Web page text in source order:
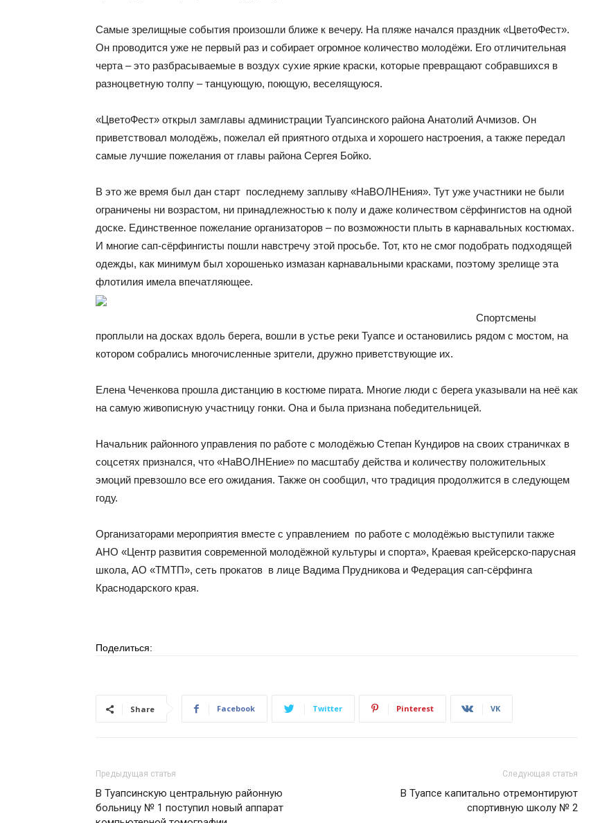
Самые зрелищные события произошли ближе к вечеру. На пляже начался праздник «ЦветоФест».
Он проводится уже не первый раз и собирает огромное количество молодёжи. Его отличительная
черта – это разбрасываемые в воздух сухие яркие краски, которые превращают собравшихся в
разноцветную толпу – танцующую, поющую, веселящуюся.
«ЦветоФест» открыл замглавы администрации Туапсинского района Анатолий Ачмизов. Он
приветствовал молодёжь, пожелал ей приятного отдыха и хорошего настроения, а также передал
самые лучшие пожелания от главы района Сергея Бойко.
В это же время был дан старт последнему заплыву «НаВОЛНЕния». Тут уже участники не были
ограничены ни возрастом, ни принадлежностью к полу и даже количеством сёрфингистов на одной
доске. Единственное пожелание организаторов – по возможности плыть в карнавальных костюмах.
И многие сап-сёрфингисты пошли навстречу этой просьбе. Тот, кто не смог подобрать подходящей
одежды, как минимум был хорошенько измазан карнавальными красками, поэтому зрелище эта
флотилия имела впечатляющее.
Спортсмены
проплыли на досках вдоль берега, вошли в устье реки Туапсе и остановились рядом с мостом, на
котором собрались многочисленные зрители, дружно приветствующие их.
Елена Чеченкова прошла дистанцию в костюме пирата. Многие люди с берега указывали на неё как
на самую живописную участницу гонки. Она и была признана победительницей.
Начальник районного управления по работе с молодёжью Степан Кундиров на своих страничках в
соцсетях признался, что «НаВОЛНЕние» по масштабу действа и количеству положительных
эмоций превзошло все его ожидания. Также он сообщил, что традиция продолжится в следующем
году.
Организаторами мероприятия вместе с управлением по работе с молодёжью выступили также
АНО «Центр развития современной молодёжной культуры и спорта», Краевая крейсерско-парусная
школа, АО «ТМТП», сеть прокатов в лице Вадима Прудникова и Федерация сап-сёрфинга
Краснодарского края.
Поделиться:
Share Facebook Twitter Pinterest VK
Предыдущая статья
В Туапсинскую центральную районную
больницу № 1 поступил новый аппарат
Следующая статья
В Туапсе капитально отремонтируют
спортивную школу № 2